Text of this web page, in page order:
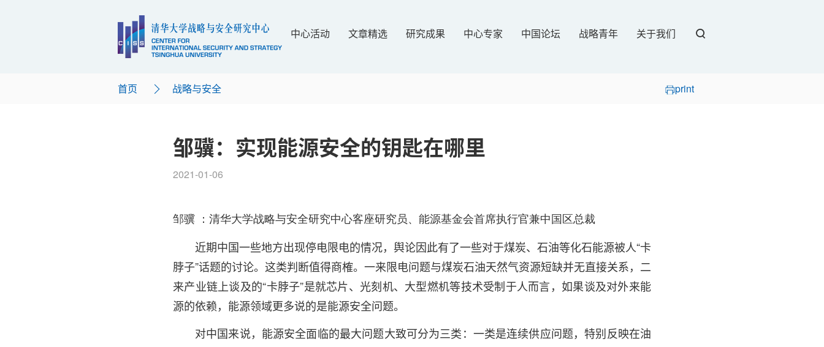
中心活动 文章精选 研究成果 中心专家 中国论坛 战略青年 关于我们
首页 战略与安全 print
邹骥：实现能源安全的钥匙在哪里
2021-01-06
邹骥 ：清华大学战略与安全研究中心客座研究员、能源基金会首席执行官兼中国区总裁
近期中国一些地方出现停电限电的情况，舆论因此有了一些对于煤炭、石油等化石能源被人“卡
脖子”话题的讨论。这类判断值得商榷。一来限电问题与煤炭石油天然气资源短缺并无直接关系，二
来产业链上谈及的“卡脖子”是就芯片、光刻机、大型燃机等技术受制于人而言，如果谈及对外来能
源的依赖，能源领域更多说的是能源安全问题。
对中国来说，能源安全面临的最大问题大致可分为三类：一类是连续供应问题，特别反映在油